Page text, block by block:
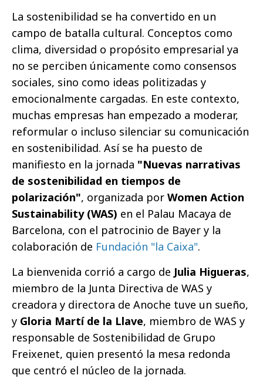
La sostenibilidad se ha convertido en un
campo de batalla cultural. Conceptos como
clima, diversidad o propósito empresarial ya
no se perciben únicamente como consensos
sociales, sino como ideas politizadas y
emocionalmente cargadas. En este contexto,
muchas empresas han empezado a moderar,
reformular o incluso silenciar su comunicación
en sostenibilidad. Así se ha puesto de
manifiesto en la jornada "Nuevas narrativas
de sostenibilidad en tiempos de
polarización", organizada por Women Action
Sustainability (WAS) en el Palau Macaya de
Barcelona, con el patrocinio de Bayer y la
colaboración de Fundación "la Caixa".
La bienvenida corrió a cargo de Julia Higueras,
miembro de la Junta Directiva de WAS y
creadora y directora de Anoche tuve un sueño,
y Gloria Martí de la Llave, miembro de WAS y
responsable de Sostenibilidad de Grupo
Freixenet, quien presentó la mesa redonda
que centró el núcleo de la jornada.